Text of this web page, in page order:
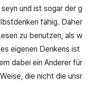
und ist sogar der g
fähig. Daher
zu benutzen, als w
eigenen Denkens ist
dabei ein Anderer für
die nicht die unsr